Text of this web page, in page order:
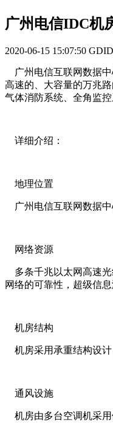
广州电信IDC机
2020-06-15 15:07:50
广州电信互联网数据中
高速的、大容量的万兆
气体消防系统、全角监
详细介绍：
地理位置
广州电信互联网数据中
网络资源
多条千兆以太网高速光
网络的可靠性，超级信
机房结构
机房采用承重结构设计
通风设施
机房由多台空调机采用